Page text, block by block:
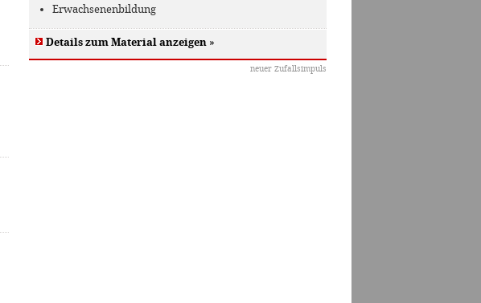
Erwachsenenbildung
Details zum Material anzeigen»
neuer Zufallsimpuls